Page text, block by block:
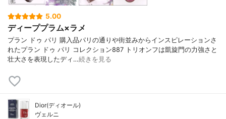
5.00
ディーププラム×ラメ
プラン ドゥ パリ 購入品パリの通りや街並みからインスピレーションさ
れたプラン ドゥ パリ コレクション887 トリオンフは凱旋門の力強さと
壮大さを表現したディ…続きを見る
Dior(ディオール)
ヴェルニ